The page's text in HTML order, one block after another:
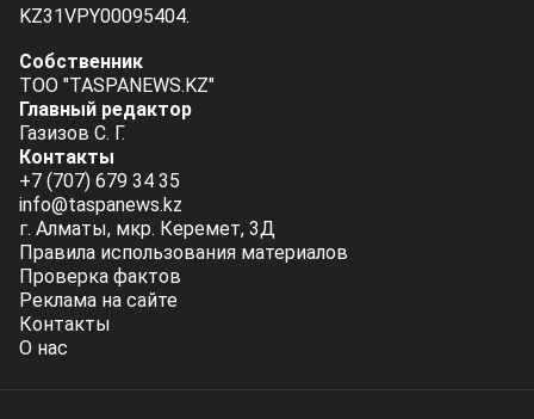
KZ31VPY00095404.
Собственник
ТОО "TASPANEWS.KZ"
Главный редактор
Газизов С. Г.
Контакты
+7 (707) 679 34 35
info@taspanews.kz
г. Алматы, мкр. Керемет, 3Д
Правила использования материалов
Проверка фактов
Реклама на сайте
Контакты
О нас